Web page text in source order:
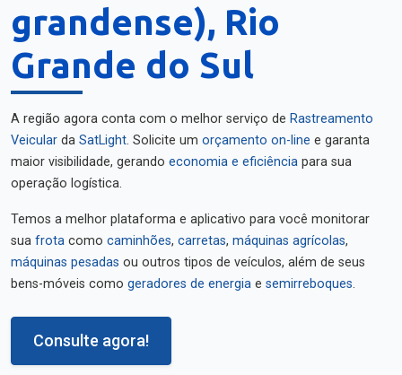
grandense), Rio
Grande do Sul
A região agora conta com o melhor serviço de Rastreamento
Veicular da SatLight. Solicite um orçamento on-line e garanta
maior visibilidade, gerando economia e eficiência para sua
operação logística.
Temos a melhor plataforma e aplicativo para você monitorar
sua frota como caminhões, carretas, máquinas agrícolas,
máquinas pesadas ou outros tipos de veículos, além de seus
bens-móveis como geradores de energia e semirreboques.
Consulte agora!